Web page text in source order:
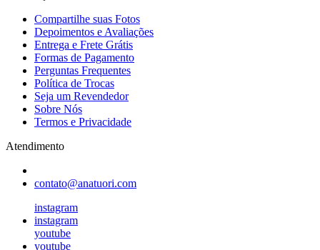
Compartilhe suas Fotos
Depoimentos e Avaliações
Entrega e Frete Grátis
Formas de Pagamento
Perguntas Frequentes
Política de Trocas
Seja um Revendedor
Sobre Nós
Termos e Privacidade
Atendimento
contato@anatuori.com
instagram
instagram
youtube
youtube